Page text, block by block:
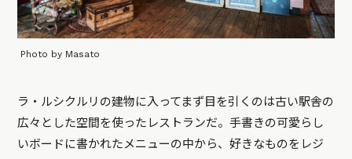
Photo by Masato
ラ・ルシクルリの建物に入ってまず目を引くのは古い駅舎の
広々とした空間を使ったレストランだ。手書きの可愛らし
いボードに書かれたメニューの中から、好きなものをレジ